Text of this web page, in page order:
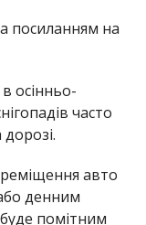
посиланням на
осінньо-
часто
авто
денним
помітним